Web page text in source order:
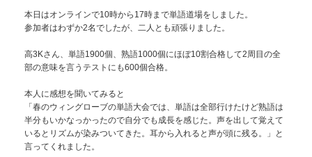
本日はオンラインで10時から17時まで単語道場をしました。
参加者はわずか2名でしたが、二人とも頑張りました。
高3Kさん、単語1900個、熟語1000個にほぼ10割合格して2周目の全
部の意味を言うテストにも600個合格。
本人に感想を聞いてみると
「春のウィングローブの単語大会では、単語は全部行けたけど熟語は
半分もいかなっかったので自分でも成長を感じた。声を出して覚えて
いるとリズムが染みついてきた。耳から入れると声が頭に残る。」と
言ってくれました。